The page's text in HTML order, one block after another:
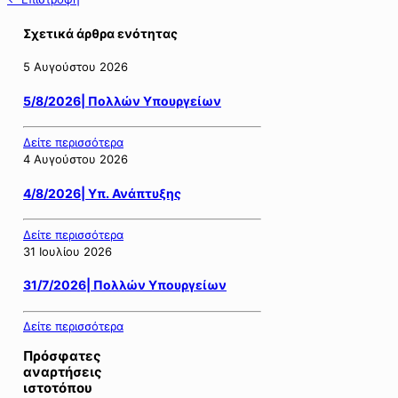
Σχετικά άρθρα ενότητας
5 Αυγούστου 2026
5/8/2026| Πολλών Υπουργείων
Δείτε περισσότερα
4 Αυγούστου 2026
4/8/2026| Υπ. Ανάπτυξης
Δείτε περισσότερα
31 Ιουλίου 2026
31/7/2026| Πολλών Υπουργείων
Δείτε περισσότερα
Πρόσφατες
αναρτήσεις
ιστοτόπου